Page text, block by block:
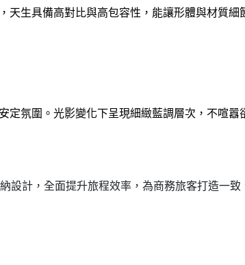
生具備高對比與高包容性，能讓形體與材質細
氛圍。光影變化下呈現細緻藍調層次，不喧囂
設計，全面提升旅程效率，為商務旅客打造一致